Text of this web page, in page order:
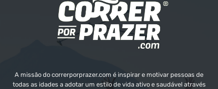
A missão do correrporprazer.com é inspirar e motivar pessoas de
todas as idades a adotar um estilo de vida ativo e saudável através